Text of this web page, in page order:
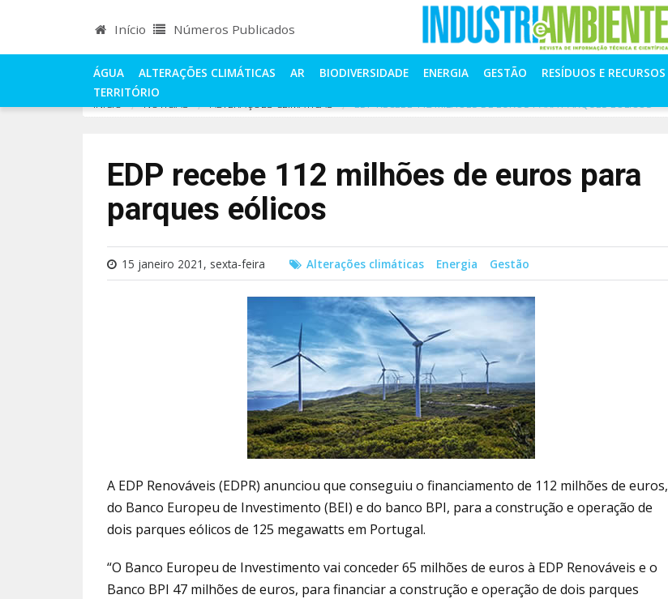
Início Números Publicados
ÁGUA ALTERAÇÕES CLIMÁTICAS AR BIODIVERSIDADE ENERGIA GESTÃO RESÍDUOS E RECURSOS
TERRITÓRIO
INÍCIO NOTÍCIAS ALTERAÇÕES CLIMÁTICAS EDP RECEBE 112 MILHÕES DE EUROS PARA PARQUES EÓLICOS
EDP recebe 112 milhões de euros para
parques eólicos
15 janeiro 2021, sexta-feira Alterações climáticas Energia Gestão
A EDP Renováveis (EDPR) anunciou que conseguiu o financiamento de 112 milhões de euros,
do Banco Europeu de Investimento (BEI) e do banco BPI, para a construção e operação de
dois parques eólicos de 125 megawatts em Portugal.
“O Banco Europeu de Investimento vai conceder 65 milhões de euros à EDP Renováveis e o
Banco BPI 47 milhões de euros, para financiar a construção e operação de dois parques